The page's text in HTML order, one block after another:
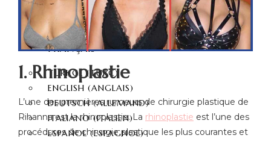
GREFFE DE SOURCILS
CONTACT
FRANÇAIS
TÜRKÇE( TURC)
ENGLISH (ANGLAIS)
DEUTSCH(ALLEMAND)
ITALIANO(ITALIEN)
ESPAÑOL(ESPAGNOL)
1. Rhinoplastie
L’une des premières rumeurs de chirurgie plastique de
Rihanna est la rhinoplastie. La rhinoplastie est l’une des
procédures de chirurgie plastique les plus courantes et